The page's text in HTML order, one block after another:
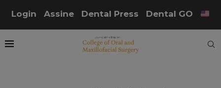
Login Assine Dental Press Dental GO